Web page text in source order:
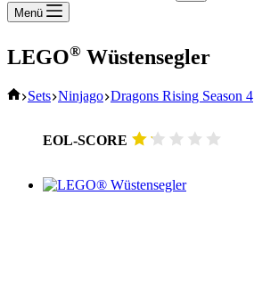
Keine
Ergebnisse
Menü
LEGO® Wüstensegler
Start
Sets Ninjago Dragons Rising Season 4
EOL-SCORE